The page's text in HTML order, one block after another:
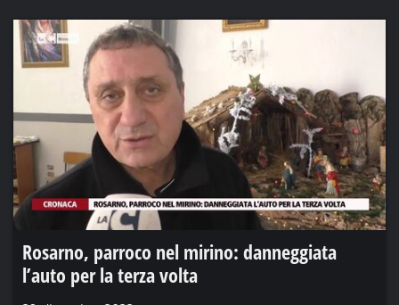
Rosarno, parroco nel mirino: danneggiata
l’auto per la terza volta